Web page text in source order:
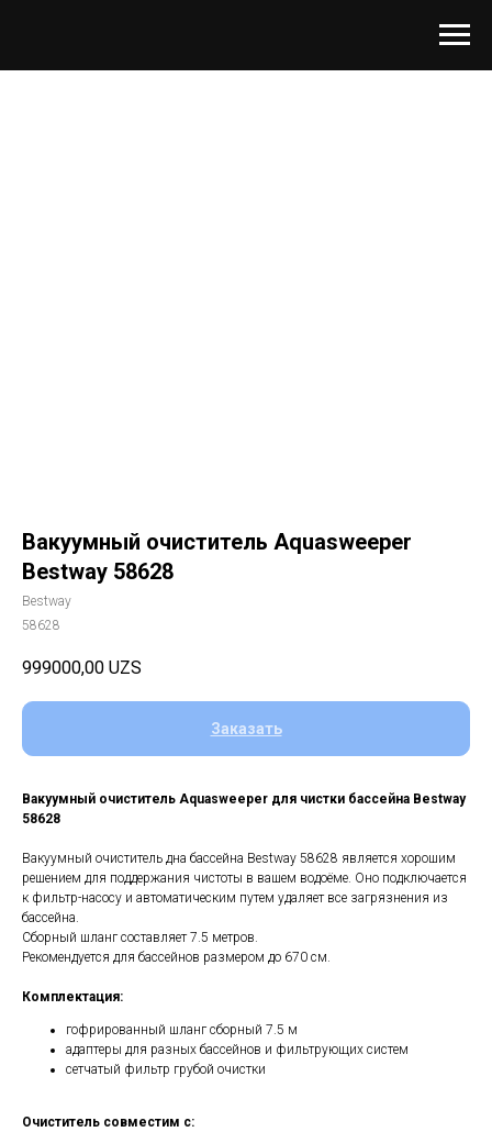
Вакуумный очиститель Aquasweeper
Bestway 58628
Bestway
58628
999000,00 UZS
Заказать
Вакуумный очиститель Aquasweeper для чистки бассейна Bestway
58628
Вакуумный очиститель дна бассейна Bestway 58628 является хорошим
решением для поддержания чистоты в вашем водоёме. Оно подключается
к фильтр-насосу и автоматическим путем удаляет все загрязнения из
бассейна.
Сборный шланг составляет 7.5 метров.
Рекомендуется для бассейнов размером до 670 cм.
Комплектация:
гофрированный шланг сборный 7.5 м
адаптеры для разных бассейнов и фильтрующих систем
сетчатый фильтр грубой очистки
Очиститель совместим с: